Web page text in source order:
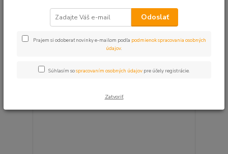
Upresniť parametre
Najdrahšie
Zobrazujem 1-6 z 6
Odoslať
Prajem si odoberať novinky e-mailom podľa podmienok spracovania osobných
údajov.
Súhlasím sospracovaním osobných údajov pre účely registrácie.
Zatvoriť